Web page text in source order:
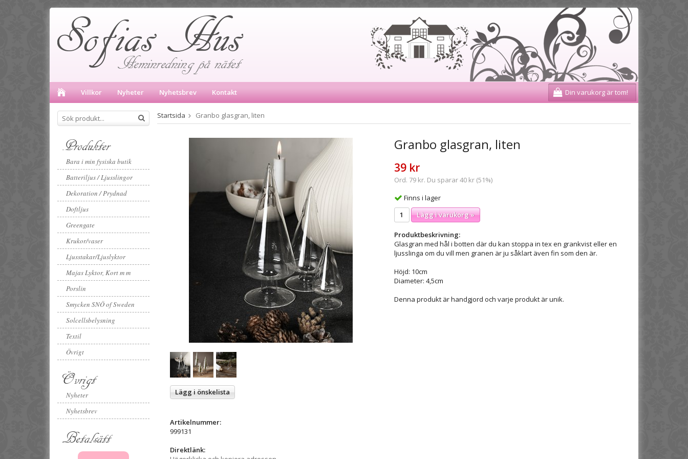
Villkor Nyheter Nyhetsbrev Kontakt Din varukorg är tom!
Produkter
Bara i min fysiska butik
Batteriljus / Ljusslingor
Dekoration / Prydnad
Doftljus
Greengate
Krukor/vaser
Ljusstakar/Ljuslyktor
Majas Lyktor, Kort m m
Porslin
Smycken SNÖ of Sweden
Solcellsbelysning
Textil
Övrigt
Övrigt
Nyheter
Nyhetsbrev
Betalsätt
Startsida Granbo glasgran, liten
Granbo glasgran, liten
39 kr
Ord. 79 kr. Du sparar 40 kr (51%)
Finns i lager
Lägg i varukorg »
Produktbeskrivning:
Glasgran med hål i botten där du kan stoppa in tex en grankvist eller en
ljusslinga om du vill men granen är ju såklart även fin som den är.
Höjd: 10cm
Diameter: 4,5cm
Denna produkt är handgjord och varje produkt är unik.
Lägg i önskelista
Artikelnummer:
999131
Direktlänk: